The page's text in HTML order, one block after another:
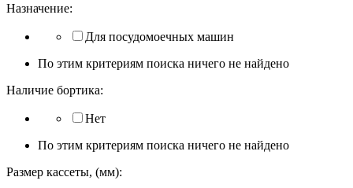
Назначение:
Для посудомоечных машин
По этим критериям поиска ничего не найдено
Наличие бортика:
Нет
По этим критериям поиска ничего не найдено
Размер кассеты, (мм):